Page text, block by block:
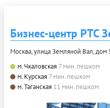
Бизнес-центр РТС
Москва, улица Земляной Вал, дом
м. Чкаловская 7 мин. пешком
м. Курская 7 мин. пешком
м. Таганская 11 мин. пешком